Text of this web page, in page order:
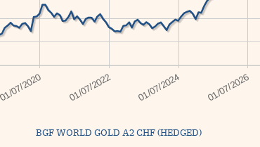
BGF WORLD GOLD A2 CHF (HEDGED)